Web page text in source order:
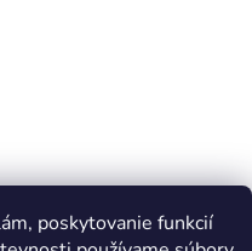
poskytovanie funkcií